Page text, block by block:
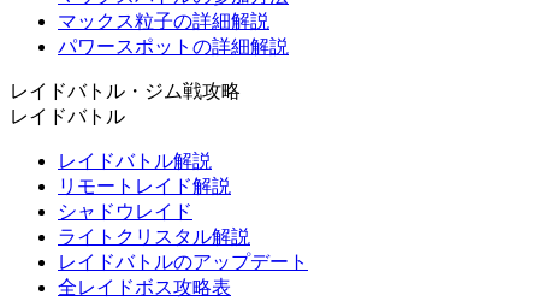
マックス粒子の詳細解説
パワースポットの詳細解説
レイドバトル・ジム戦攻略
レイドバトル
レイドバトル解説
リモートレイド解説
シャドウレイド
ライトクリスタル解説
レイドバトルのアップデート
全レイドボス攻略表